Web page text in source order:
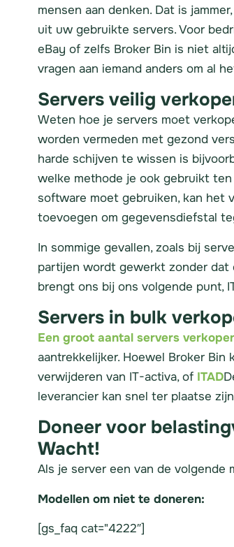
mensen aan denken. Dat is
uit uw gebruikte servers. Voor
eBay of zelfs Broker Bin is niet
vragen aan iemand anders om al
Servers veilig
Weten hoe je servers moet
worden vermeden met gezond
harde schijven te wissen is
welke methode je ook gebruikt
software moet gebruiken, kan het
toevoegen om gegevensdiefstal
In sommige gevallen, zoals bij
partijen wordt gewerkt zonder
brengt ons bij ons volgende punt,
Servers in bulk
Een groot aantal servers
aantrekkelijker. Hoewel Broker
verwijderen van IT-activa, of ITAD
leverancier kan snel ter plaatse
Doneer voor
Wacht!
Als je server een van de volgende
Modellen om niet te doneren:
[gs_faq cat="4222″]